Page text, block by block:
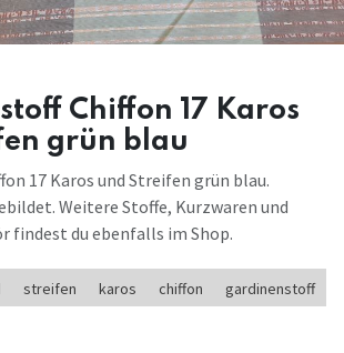
Chiffon 17 Karos
grün blau
17 Karos und Streifen grün blau.
Weitere Stoffe, Kurzwaren und
findest du ebenfalls im Shop.
streifen karos chiffon
gardinenstoff